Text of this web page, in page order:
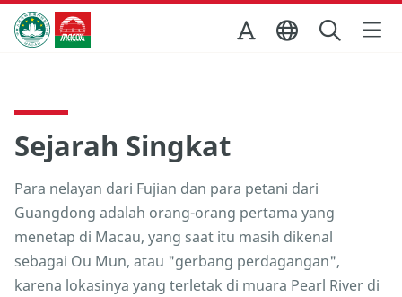
Skip to Main Content
Kantor Pariwisata Pemerintah Macau
Sejarah Singkat
Para nelayan dari Fujian dan para petani dari
Guangdong adalah orang-orang pertama yang
menetap di Macau, yang saat itu masih dikenal
sebagai Ou Mun, atau "gerbang perdagangan",
karena lokasinya yang terletak di muara Pearl River di